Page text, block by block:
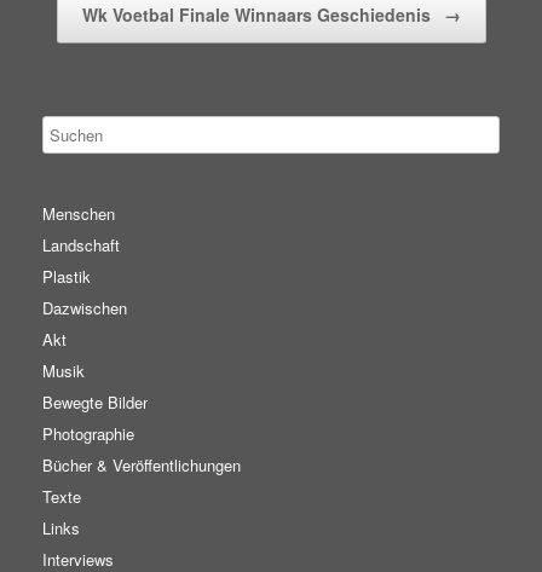
Wk Voetbal Finale Winnaars Geschiedenis →
Menschen
Landschaft
Plastik
Dazwischen
Akt
Musik
Bewegte Bilder
Photographie
Bücher & Veröffentlichungen
Texte
Links
Interviews